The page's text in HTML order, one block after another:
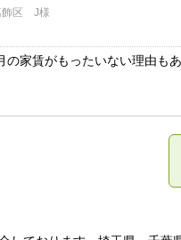
飾区 J様
の家賃がもったいない理由も